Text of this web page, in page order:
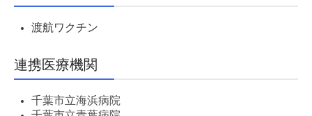
渡航ワクチン
連携医療機関
千葉市立海浜病院